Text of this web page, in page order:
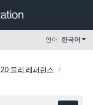
언어: 한국어
2D 물리 레퍼런스